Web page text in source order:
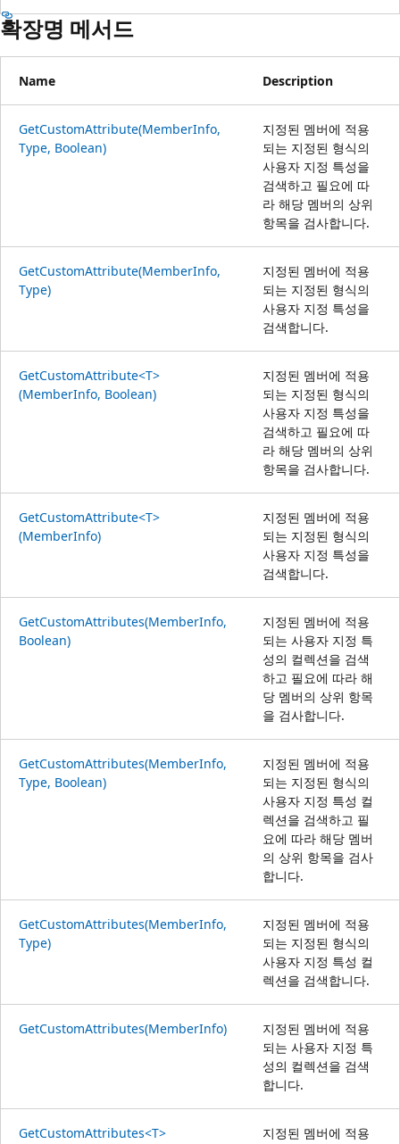
확장명 메서드
Name Description
GetCustomAttribute(MemberInfo,
Type, Boolean)
지정된 멤버에 적용
되는 지정된 형식의
사용자 지정 특성을
검색하고 필요에 따
라 해당 멤버의 상위
항목을 검사합니다.
GetCustomAttribute(MemberInfo,
Type)
지정된 멤버에 적용
되는 지정된 형식의
사용자 지정 특성을
검색합니다.
GetCustomAttribute<T>
(MemberInfo, Boolean)
지정된 멤버에 적용
되는 지정된 형식의
사용자 지정 특성을
검색하고 필요에 따
라 해당 멤버의 상위
항목을 검사합니다.
GetCustomAttribute<T>
(MemberInfo)
지정된 멤버에 적용
되는 지정된 형식의
사용자 지정 특성을
검색합니다.
GetCustomAttributes(MemberInfo,
Boolean)
지정된 멤버에 적용
되는 사용자 지정 특
성의 컬렉션을 검색
하고 필요에 따라 해
당 멤버의 상위 항목
을 검사합니다.
GetCustomAttributes(MemberInfo,
Type, Boolean)
지정된 멤버에 적용
되는 지정된 형식의
사용자 지정 특성 컬
렉션을 검색하고 필
요에 따라 해당 멤버
의 상위 항목을 검사
합니다.
GetCustomAttributes(MemberInfo,
Type)
지정된 멤버에 적용
되는 지정된 형식의
사용자 지정 특성 컬
렉션을 검색합니다.
GetCustomAttributes(MemberInfo)
지정된 멤버에 적용
되는 사용자 지정 특
성의 컬렉션을 검색
합니다.
GetCustomAttributes<T>
지정된 멤버에 적용